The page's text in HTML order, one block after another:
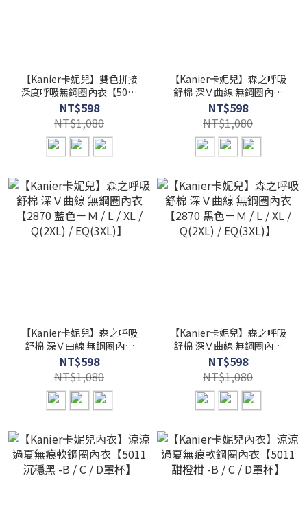
【Kanier卡妮兒】雙色拼接
深度呼吸無鋼圈內衣【5008
芋頭粉 -B / C罩杯】
NT$598
NT$1,080
【Kanier卡妮兒】森之呼吸
舒棉 深Ｖ曲線 無鋼圈內衣
【2870 膚色－Ｍ / L / XL /
Q(2XL) / EQ(3)XL】
NT$598
NT$1,080
【Kanier卡妮兒】森之呼吸
舒棉 深Ｖ曲線 無鋼圈內衣
【2870 藍色－Ｍ / L / XL /
Q(2XL) / EQ(3XL)】
NT$598
NT$1,080
【Kanier卡妮兒】森之呼吸
舒棉 深Ｖ曲線 無鋼圈內衣
【2870 黑色－Ｍ / L / XL /
Q(2XL) / EQ(3XL)】
NT$598
NT$1,080